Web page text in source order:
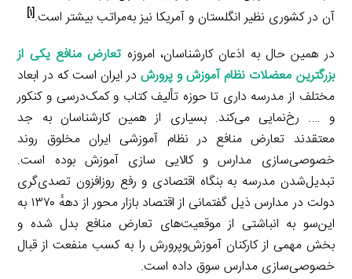
آن در کشوری نظیر انگلستان و آمریکا نیز به‌مراتب بیشتر است.[۱]
در همین حال به اذعان کارشناسان، امروزه تعارض منافع یکی از
بزرگترین معضلات نظام آموزش و پرورش در ایران است که در ابعاد
مختلف از مدرسه داری تا حوزه تألیف کتاب و کمک‌درسی و کنکور
و …. رخ‌نمایی می‌کند. بسیاری از همین کارشناسان به جد
معتقدند تعارض منافع در نظام آموزشی ایران مخلوق روند
خصوصی‌سازی مدارس و کالایی سازی آموزش بوده است.
تبدیل‌شدن مدرسه به بنگاه اقتصادی و رفع روزافزون تصدی‌گری
دولت در مدارس ذیل گفتمانی از اقتصاد بازار محور از دههٔ ۱۳۷۰ به
این‌سو به انباشتی از موقعیت‌های تعارض منافع بدل شده و
بخش مهمی از کارکنان آموزش‌وپرورش را به کسب منفعت از قبال
خصوصی‌سازی مدارس سوق داده است.